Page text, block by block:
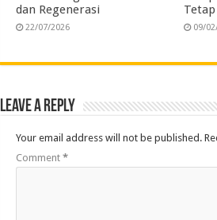
dan Regenerasi
22/07/2026 09/
Leave a Reply
Your email address will not be published.
Comment *